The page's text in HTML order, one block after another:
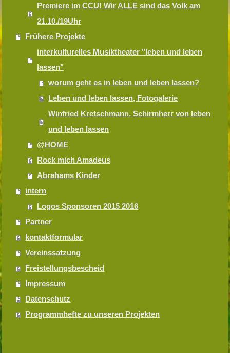
Premiere im CCU! Wir ALLE sind das Volk am
21.10./19Uhr
Frühere Projekte
interkulturelles Musiktheater "leben und leben
lassen"
worum geht es in leben und leben lassen?
Leben und leben lassen, Fotogalerie
Winfried Kretschmann, Schirmherr von leben
und leben lassen
@HOME
Rock mich Amadeus
Abrahams Kinder
intern
Logos Sponsoren 2015 2016
Partner
kontaktformular
Vereinssatzung
Freistellungsbescheid
Impressum
Datenschutz
Programmhefte zu unseren Projekten